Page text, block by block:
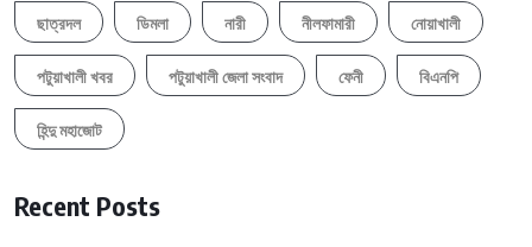
ছাত্রদল ডিমলা নারী নীলফামারী নোয়াখালী
পটুয়াখালী খবর পটুয়াখালী জেলা সংবাদ ফেনী বিএনপি
হিন্দু মহাজোট
Recent Posts